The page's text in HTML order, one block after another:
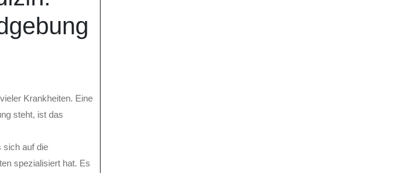
Krankheiten. Eine
steht, ist das
sich auf die
spezialisiert hat. Es